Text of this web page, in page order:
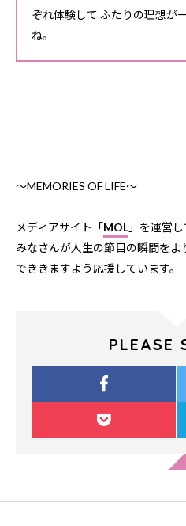
ぞれ体験して ふたりの理想が
ね。
〜MEMORIES OF LIFE〜
メディアサイト「MOL 」を運営
みなさんが人生の節目の瞬間を
でききますよう応援しています。
PLEASE